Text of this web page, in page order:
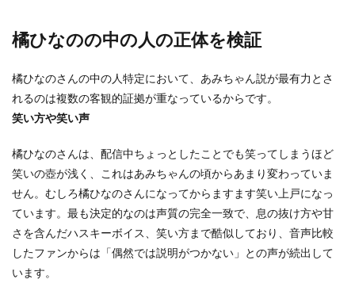
4
なの
さん
が中
の人
認め
たっ
て本
当？
なの
さん
橘ひなのの中の人の正体を検証
橘ひなのさんの中の人特定において、あみちゃん説が最有力とさ
れるのは複数の客観的証拠が重なっているからです。
笑い方や笑い声
橘ひなのさんは、配信中ちょっとしたことでも笑ってしまうほど
笑いの壺が浅く、これはあみちゃんの頃からあまり変わっていま
せん。むしろ橘ひなのさんになってからますます笑い上戸になっ
ています。最も決定的なのは声質の完全一致で、息の抜け方や甘
さを含んだハスキーボイス、笑い方まで酷似しており、音声比較
したファンからは「偶然では説明がつかない」との声が続出して
います。